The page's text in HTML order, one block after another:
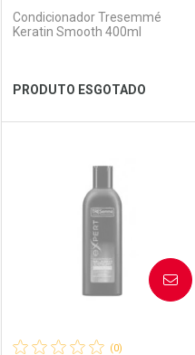
Ver Desconto Convênio
Condicionador Tresemmé
Keratin Smooth 400ml
PRODUTO ESGOTADO
Laboratório
Por Menos
(0)
AVISE-ME